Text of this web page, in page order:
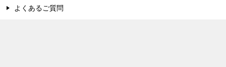
よくあるご質問